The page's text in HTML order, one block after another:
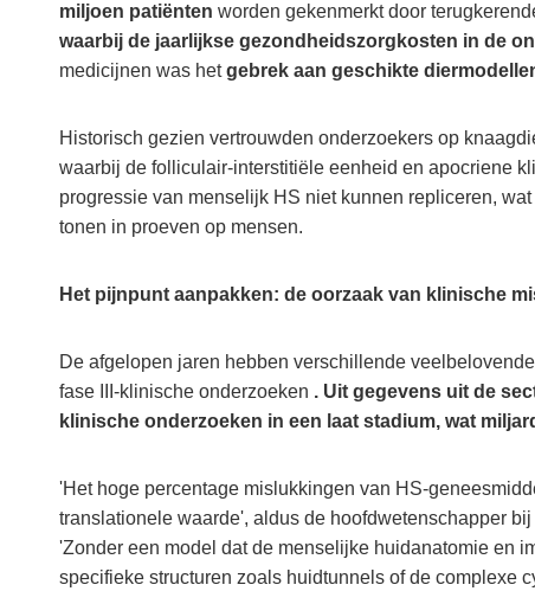
miljoen patiënten worden gekenmerkt door
waarbij de jaarlijkse gezondheidszorgkosten in de
medicijnen was hetgebrek aan geschikte
Historisch gezien vertrouwden onderzoekers op
waarbij de folliculair-interstitiële eenheid en apocriene
progressie van menselijk HS niet kunnen repliceren,
tonen in proeven op mensen.
Het pijnpunt aanpakken: de oorzaak van klinische
De afgelopen jaren hebben verschillende
fase III-klinische onderzoeken . Uit gegevens uit de
klinische onderzoeken in een laat stadium, wat
'Het hoge percentage mislukkingen van HS-
translationele waarde', aldus de hoofdwetenschapper
'Zonder een model dat de menselijke huidanatomie en
specifieke structuren zoals huidtunnels of de complexe